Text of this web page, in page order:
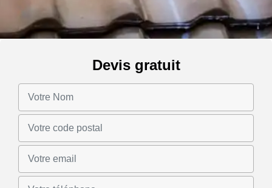
Devis gratuit